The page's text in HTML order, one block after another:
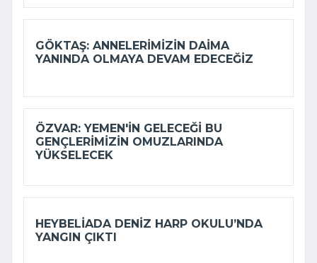
GÖKTAŞ: ANNELERIMIZIN DAIMA
YANINDA OLMAYA DEVAM EDECEĞIZ
ÖZVAR: YEMEN'IN GELECEĞI BU
GENÇLERIMIZIN OMUZLARINDA
YÜKSELECEK
HEYBELIADA DENIZ HARP OKULU’NDA
YANGIN ÇIKTI